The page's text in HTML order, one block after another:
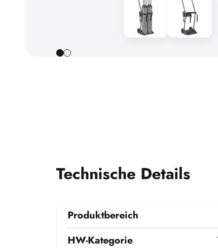
Technische Details
Produktbereich
HW-Kategorie